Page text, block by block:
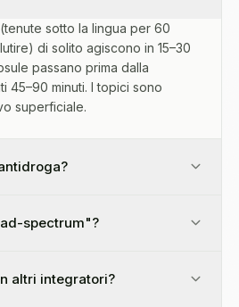
sotto la lingua per 60
di solito agiscono in 15–30
passano prima dalla
45–90 minuti. I topici sono
superficiale.
spectrum"?
altri integratori?